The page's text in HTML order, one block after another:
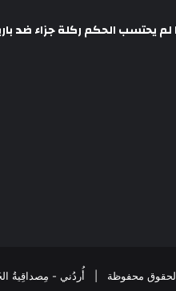
يحتسب الحكم ركلة جزاء ضد